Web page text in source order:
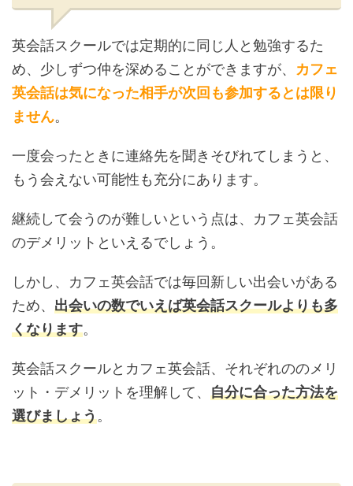
英会話スクールでは定期的に同じ人と勉強するた
め、少しずつ仲を深めることができますが、 カフェ
英会話は気になった相手が次回も参加するとは限り
ません。
一度会ったときに連絡先を聞きそびれてしまうと、
もう会えない可能性も充分にあります。
継続して会うのが難しいという点は、カフェ英会話
のデメリットといえるでしょう。
しかし、カフェ英会話では毎回新しい出会いがある
ため、 出会いの数でいえば英会話スクールよりも多
くなります。
英会話スクールとカフェ英会話、それぞれののメリ
ット・デメリットを理解して、 自分に合った方法を
選びましょう。